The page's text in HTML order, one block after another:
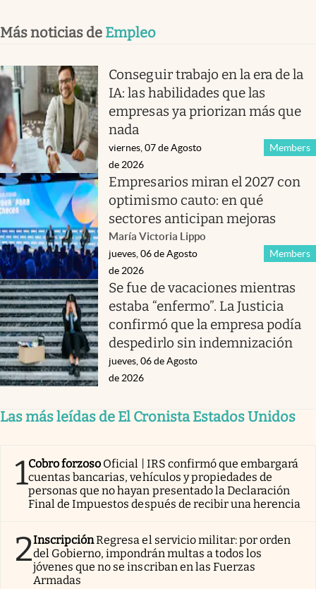
Más noticias de Empleo
Conseguir trabajo en la era de la
IA: las habilidades que las
empresas ya priorizan más que
nada
Members
viernes, 07 de Agosto
de 2026
Empresarios miran el 2027 con
optimismo cauto: en qué
sectores anticipan mejoras
María Victoria Lippo
Members
jueves, 06 de Agosto
de 2026
Se fue de vacaciones mientras
estaba “enfermo”. La Justicia
confirmó que la empresa podía
despedirlo sin indemnización
jueves, 06 de Agosto
de 2026
Las más leídas de El Cronista Estados Unidos
1Cobro forzoso Oficial | IRS confirmó que embargará
cuentas bancarias, vehículos y propiedades de
personas que no hayan presentado la Declaración
Final de Impuestos después de recibir una herencia
2InscripciónRegresa el servicio militar: por orden
del Gobierno, impondrán multas a todos los
jóvenes que no se inscriban en las Fuerzas
Armadas